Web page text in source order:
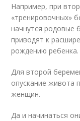
Например, при
«тренировочных»
начнутся родовые
приводят к
рождению ребенка.
Для второй
опускание живота
женщин.
Да и начинаться